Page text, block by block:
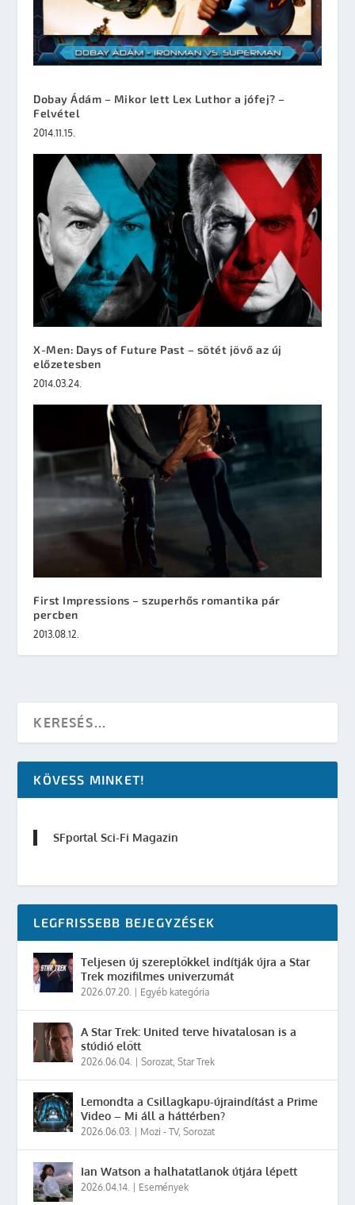
Dobay Ádám – Mikor lett Lex Luthor a jófej? –
Felvétel
2014.11.15.
X-Men: Days of Future Past – sötét jövő az új
előzetesben
2014.03.24.
First Impressions – szuperhős romantika pár
percben
2013.08.12.
KÖVESS MINKET!
SFportal Sci-Fi Magazin
LEGFRISSEBB BEJEGYZÉSEK
Teljesen új szereplőkkel indítják újra a Star
Trek mozifilmes univerzumát
2026.07.20. Egyéb kategória
A Star Trek: United terve hivatalosan is a
stúdió előtt
2026.06.04. |Sorozat,Star Trek
Lemondta a Csillagkapu-újraindítást a Prime
Video – Mi áll a háttérben?
2026.06.03. Mozi - TV,Sorozat
Ian Watson a halhatatlanok útjára lépett
2026.04.14. Események